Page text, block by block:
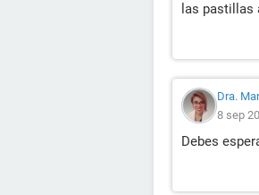
las pastillas
Dra.
8 sep
Debes